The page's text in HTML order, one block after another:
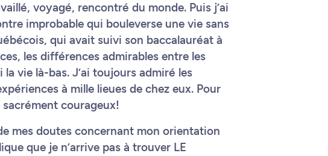
voyagé, rencontré du monde. Puis j’ai
improbable qui bouleverse une vie sans
qui avait suivi son baccalauréat à
les différences admirables entre les
vie là-bas. J’ai toujours admiré les
à mille lieues de chez eux. Pour
courageux!
mes doutes concernant mon orientation
que je n’arrive pas à trouver LE